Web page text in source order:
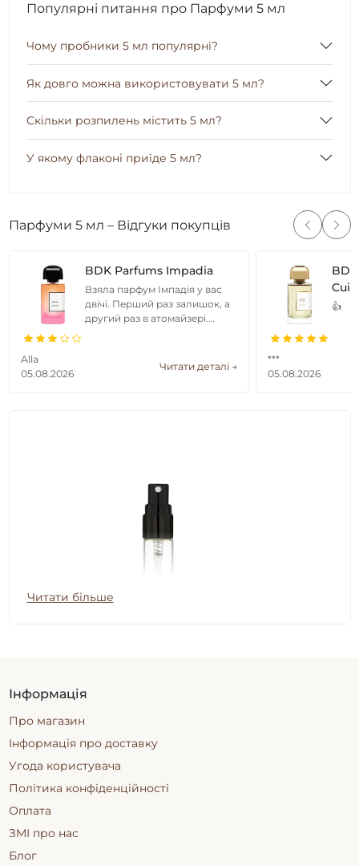
Популярні питання про Парфуми 5 мл
Чому пробники 5 мл популярні?
Як довго можна використовувати 5 мл?
Скільки розпилень містить 5 мл?
У якому флаконі приїде 5 мл?
Парфуми 5 мл – Відгуки покупців
BDK Parfums Impadia
Взяла парфум Імпадія у вас
двічі. Перший раз залишок, а
другий раз в атомайзері.
радикально, але є ...
Alla
05.08.2026
Читати деталі →
Cuir
👍
***
05.08.2026
першого знайомства
Все більше покупців вибирають форму розпиву
елітної парфумерії — це спосіб спробувати аромат
перед тим, як купити повний флакон. Один із
найоптимальніших варіантів для цього — парфуми
5 мл. Вони мають достатню ємність для тривалого
тестування в різних ситуаціях, сезонах і настроях.
Порівняно з
Читати більше
Інформація
Про магазин
Інформація про доставку
Угода користувача
Політика конфіденційності
Оплата
ЗМІ про нас
Блог